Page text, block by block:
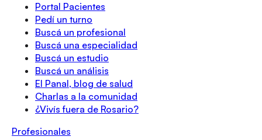
Portal Pacientes
Pedí un turno
Buscá un profesional
Buscá una especialidad
Buscá un estudio
Buscá un análisis
El Panal, blog de salud
Charlas a la comunidad
¿Vivís fuera de Rosario?
Profesionales